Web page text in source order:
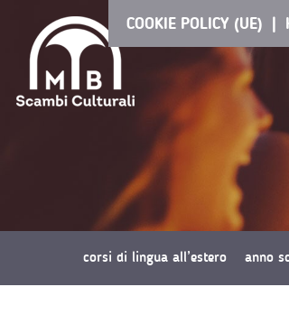
COOKIE POLICY (UE)
corsi di lingua all’estero anno